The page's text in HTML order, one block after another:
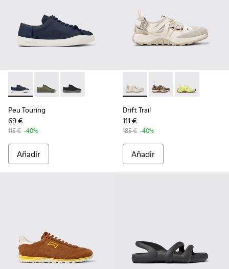
Peu Touring - K100881-018 - Sneakers de tejido azules para
Peu Touring - K100881-016
Peu Touring - K100881-001
Peu Touring
69 €
115 € -40%
Añadir
Drift Trail - K101034-004 -
Drift Trail - K101034-
Drift Trail -
Drift Trail
111 €
185 € -40%
Añadir